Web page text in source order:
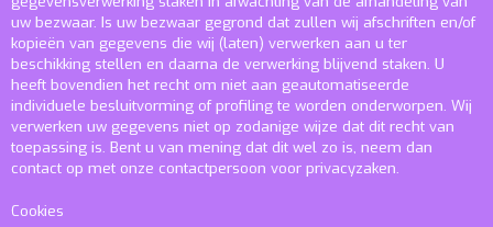
uw bezwaar. Is uw bezwaar gegrond dat zullen wij afschriften en/of
kopieën van gegevens die wij (laten) verwerken aan u ter
beschikking stellen en daarna de verwerking blijvend staken. U
heeft bovendien het recht om niet aan geautomatiseerde
individuele besluitvorming of profiling te worden onderworpen. Wij
verwerken uw gegevens niet op zodanige wijze dat dit recht van
toepassing is. Bent u van mening dat dit wel zo is, neem dan
contact op met onze contactpersoon voor privacyzaken.
Cookies